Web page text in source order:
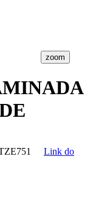
zoom
Link do